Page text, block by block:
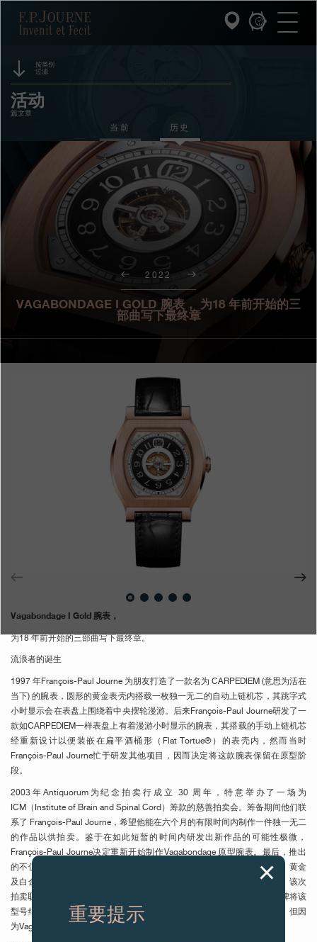
F.P.Journe
INVENIT ET FECIT (发明与制造)
F.P.JOURNE的世界
PATRIMOINE服务
客户服务
专卖店
FRANÇAIS ENGLISH
按类别
过滤
赞助
拍卖
活动
篇文章
当前 历史
2022
VAGABONDAGE I GOLD 腕表， 为18 年前开始的三
部曲写下最终章
Vagabondage I Gold 腕表，
为18 年前开始的三部曲写下最终章。
流浪者的诞生
1997 年François-Paul Journe 为朋友打造了一款名为 CARPEDIEM (意思为活在
当下) 的腕表，圆形的黄金表壳内搭载一枚独一无二的自动上链机芯，其跳字式
小时显示会在表盘上围绕着中央摆轮漫游。后来François-Paul Journe研发了一
款如CARPEDIEM一样表盘上有着漫游小时显示的腕表，其搭载的手动上链机芯
经重新设计以便装嵌在扁平酒桶形（Flat Tortue®）的表壳内，然而当时
François-Paul Journe忙于研发其他项目，因而决定将这款腕表保留在原型阶
段。
2003年Antiquorum为纪念拍卖行成立 30 周年，特意举办了一场为
ICM（Institute of Brain and Spinal Cord）筹款的慈善拍卖会。筹备期间他们联
系了 François-Paul Journe，希望他能在六个月的有限时间内制作一件独一无二
的作品以供拍卖。鉴于在如此短暂的时间内研发出新作品的可能性极微，
François-Paul Journe决定重新开始制作Vagabondage 原型腕表。最后，推出
的不仅仅是一款，而是三款独特的Vagabondage腕表，分别采用玫瑰金、黄金
及白金表壳，内置黄铜机芯。基于美学考量，表盘上没有印上品牌标志。该次
拍卖取得了莫大的成功，François-Paul Journe 收到了大量请求，希望品牌将该
型号纳入常规生产中，让更多收藏家有机会鉴赏与珍藏。及后他同意了，但因
为Vagabondage的美学风格与其他作品迥然不同，所以仅会作限量生产。
重要提示